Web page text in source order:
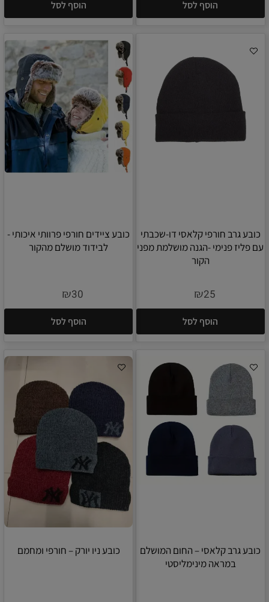
הוסף לסל הוסף לסל
כובע גרב חורפי קלאסי דו-שכבתי
עם פליז פנימי -הגנה מושלמת מפני
הקור
₪25
הוסף לסל
כובע ציידים חורפי פרוותי איכותי -
לבידוד מושלם מהקור
₪30
הוסף לסל
כובע גרב קלאסי – החום המושלם
במראה מינימליסטי
כובע ניו יורק – חורפי ומחמם